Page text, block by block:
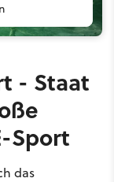
- Staat
Sport
das